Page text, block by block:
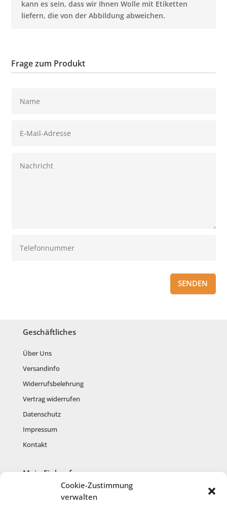
Cookie-Zustimmung
verwalten
kann es sein, dass wir Ihnen Wolle mit Etiketten
liefern, die von der Abbildung abweichen.
Frage zum Produkt
SENDEN
Geschäftliches
Über Uns
Versandinfo
Widerrufsbelehrung
Vertrag widerrufen
Datenschutz
Impressum
Kontakt
Mein Einkauf